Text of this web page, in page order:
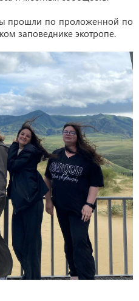
прошли по проложенной по
заповеднике экотропе.